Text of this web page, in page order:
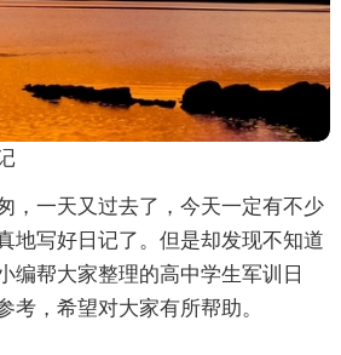
，一天又过去了，今天一定有不少
地写好日记了。但是却发现不知道
编帮大家整理的高中学生军训日
考，希望对大家有所帮助。